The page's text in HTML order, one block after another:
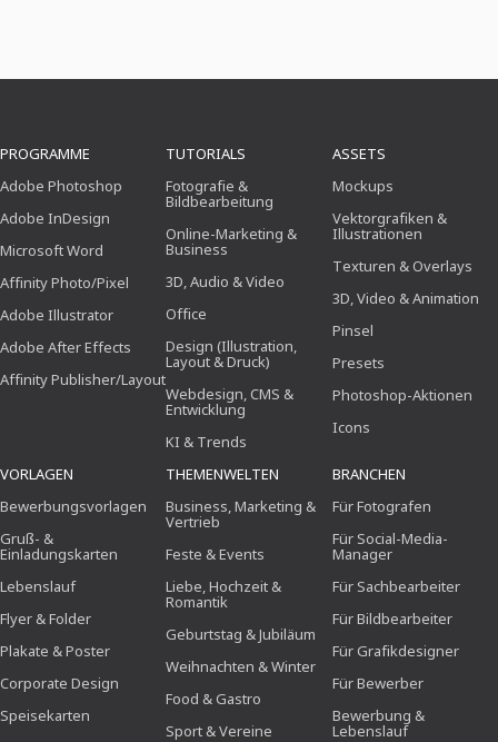
PROGRAMME
Adobe Photoshop
Adobe InDesign
Microsoft Word
Affinity Photo/Pixel
Adobe Illustrator
Adobe After Effects
Affinity Publisher/Layout
TUTORIALS
Fotografie &
Bildbearbeitung
Online-Marketing &
Business
3D, Audio & Video
Office
Design (Illustration,
Layout & Druck)
Webdesign, CMS &
Entwicklung
KI & Trends
ASSETS
Mockups
Vektorgrafiken &
Illustrationen
Texturen & Overlays
3D, Video & Animation
Pinsel
Presets
Photoshop-Aktionen
Icons
VORLAGEN
Bewerbungsvorlagen
Gruß- &
Einladungskarten
Lebenslauf
Flyer & Folder
Plakate & Poster
Corporate Design
Speisekarten
THEMENWELTEN
Business, Marketing &
Vertrieb
Feste & Events
Liebe, Hochzeit &
Romantik
Geburtstag & Jubiläum
Weihnachten & Winter
Food & Gastro
Sport & Vereine
BRANCHEN
Für Fotografen
Für Social-Media-
Manager
Für Sachbearbeiter
Für Bildbearbeiter
Für Grafikdesigner
Für Bewerber
Bewerbung &
Lebenslauf